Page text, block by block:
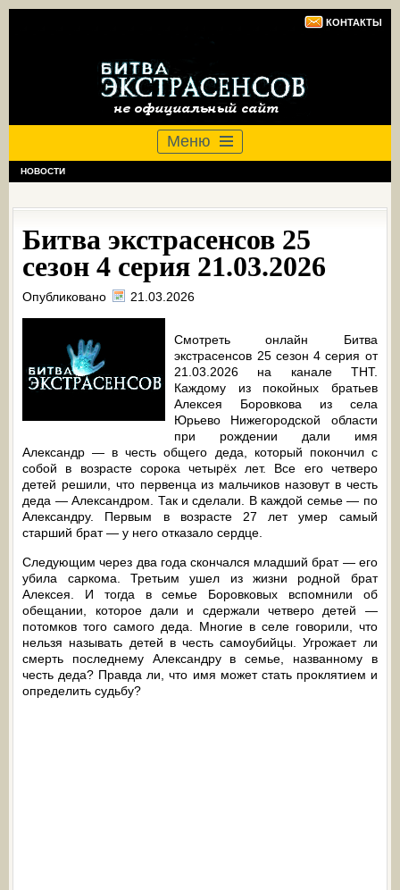
КОНТАКТЫ
Меню
НОВОСТИ
Битва экстрасенсов 25
сезон 4 серия 21.03.2026
Опубликовано 21.03.2026
Смотреть онлайн Битва
экстрасенсов 25 сезон 4 серия от
21.03.2026 на канале ТНТ.
Каждому из покойных братьев
Алексея Боровкова из села
Юрьево Нижегородской области
при рождении дали имя
Александр — в честь общего деда, который покончил с
собой в возрасте сорока четырёх лет. Все его четверо
детей решили, что первенца из мальчиков назовут в честь
деда — Александром. Так и сделали. В каждой семье — по
Александру. Первым в возрасте 27 лет умер самый
старший брат — у него отказало сердце.
Следующим через два года скончался младший брат — его
убила саркома. Третьим ушел из жизни родной брат
Алексея. И тогда в семье Боровковых вспомнили об
обещании, которое дали и сдержали четверо детей —
потомков того самого деда. Многие в селе говорили, что
нельзя называть детей в честь самоубийцы. Угрожает ли
смерть последнему Александру в семье, названному в
честь деда? Правда ли, что имя может стать проклятием и
определить судьбу?